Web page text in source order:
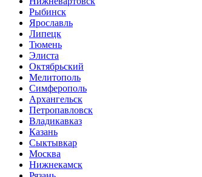
Рыбинск
Ярославль
Липецк
Тюмень
Элиста
Октябрьский
Мелитополь
Симферополь
Архангельск
Петропавловск
Владикавказ
Казань
Сыктывкар
Москва
Нижнекамск